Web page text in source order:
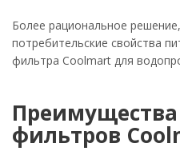
Более рациональное
потребительские свойства
фильтра Coolmart для
фильтров